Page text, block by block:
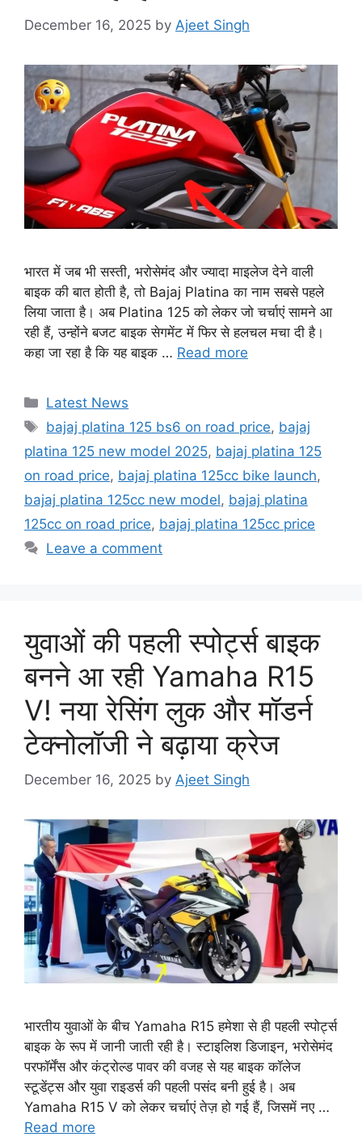
December 16, 2025 by Ajeet Singh
भारत में जब भी सस्ती, भरोसेमंद और ज्यादा माइलेज देने वाली
बाइक की बात होती है, तो Bajaj Platina का नाम सबसे पहले
लिया जाता है। अब Platina 125 को लेकर जो चर्चाएं सामने आ
रही हैं, उन्होंने बजट बाइक सेगमेंट में फिर से हलचल मचा दी है।
कहा जा रहा है कि यह बाइक … Read more
Categories
Latest News
Tags
bajaj platina 125 bs6 on road price, bajaj
platina 125 new model 2025, bajaj platina 125
on road price, bajaj platina 125cc bike launch,
bajaj platina 125cc new model, bajaj platina
125cc on road price, bajaj platina 125cc price
Leave a comment
युवाओं की पहली स्पोर्ट्स बाइक
बनने आ रही Yamaha R15
V! नया रेसिंग लुक और मॉडर्न
टेक्नोलॉजी ने बढ़ाया क्रेज
December 16, 2025 by Ajeet Singh
भारतीय युवाओं के बीच Yamaha R15 हमेशा से ही पहली स्पोर्ट्स
बाइक के रूप में जानी जाती रही है। स्टाइलिश डिजाइन, भरोसेमंद
परफॉर्मेंस और कंट्रोल्ड पावर की वजह से यह बाइक कॉलेज
स्टूडेंट्स और युवा राइडर्स की पहली पसंद बनी हुई है। अब
Yamaha R15 V को लेकर चर्चाएं तेज़ हो गई हैं, जिसमें नए …
Read more